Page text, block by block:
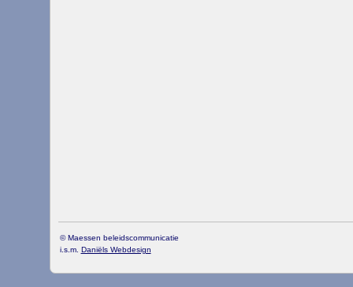
© Maessen beleidscommunicatie
i.s.m. Daniëls Webdesign